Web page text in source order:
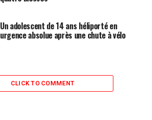
Un adolescent de 14 ans héliporté en
urgence absolue après une chute à vélo
CLICK TO COMMENT